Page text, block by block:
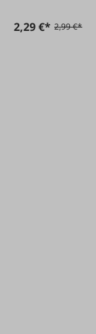
2,29 €* 2,99 €*